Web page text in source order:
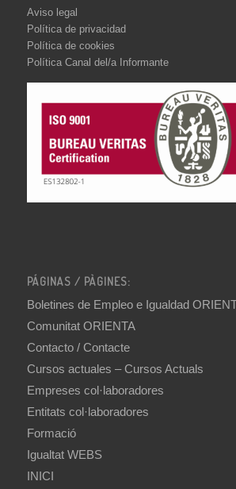
Aviso legal
Política de privacidad
Política de cookies
Política Canal del/a Informante
PÁGINAS / PÀGINES:
Boletines de Empleo e Igualdad
Comunitat ORIENTA
Contacto / Contacte
Cursos actuales – Cursos Actuals
Empreses col·laboradores
Entitats col·laboradores
Formació
Igualtat WEBS
INICI